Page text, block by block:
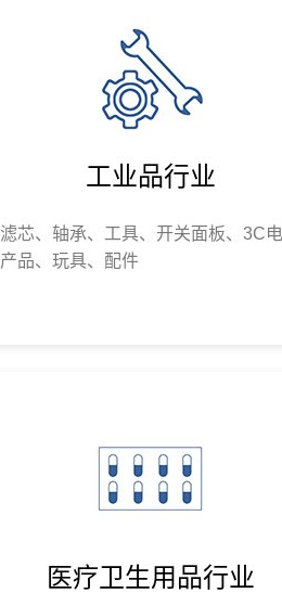
工业品行业
滤芯、轴承、工具、开关面板、3C
产品、玩具、配件
医疗卫生用品行业